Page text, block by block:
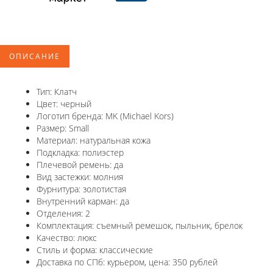
ОПИСАНИЕ
Тип: Клатч
Цвет: черный
Логотип бренда: MK (Michael Kors)
Размер: Small
Материал: натуральная кожа
Подкладка: полиэстер
Плечевой ремень: да
Вид застежки: молния
Фурнитура: золотистая
Внутренний карман: да
Отделения: 2
Комплектация: съемный ремешок, пыльник, брелок
Качество: люкс
Стиль и форма: классические
Доставка по СПб: курьером, цена: 350 рублей